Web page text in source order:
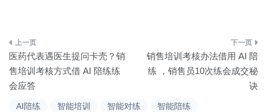
AI陪练 智能培训 智能对练 智能陪练
文
章
导
医药代表遇医生提问卡壳？销
售培训考核方式借 AI 陪练练
会应答
销售培训考核办法借用 AI 陪
练 ，销售员10次练会成交秘
诀